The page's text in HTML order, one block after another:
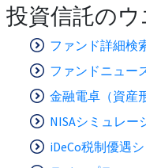
投資信託の
ファンド詳細検
ファンドニュー
金融電卓（資産
NISAシミュレー
iDeCo税制優遇